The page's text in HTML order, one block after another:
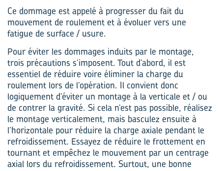
Ce dommage est appelé à progresser du fait du
mouvement de roulement et à évoluer vers une
fatigue de surface / usure.
Pour éviter les dommages induits par le montage,
trois précautions s’imposent. Tout d’abord, il est
essentiel de réduire voire éliminer la charge du
roulement lors de l’opération. Il convient donc
logiquement d’éviter un montage à la verticale et / ou
de contrer la gravité. Si cela n’est pas possible, réalisez
le montage verticalement, mais basculez ensuite à
l’horizontale pour réduire la charge axiale pendant le
refroidissement. Essayez de réduire le frottement en
tournant et empêchez le mouvement par un centrage
axial lors du refroidissement. Surtout, une bonne